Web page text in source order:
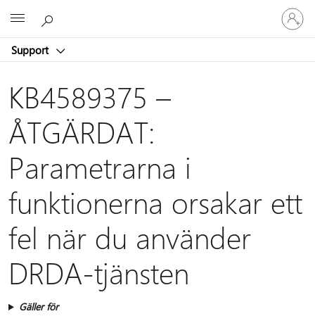
Support
Logga
in
på
konto
KB4589375 –
ÅTGÄRDAT:
Parametrarna i
funktionerna orsakar ett
fel när du använder
DRDA-tjänsten
Gäller för